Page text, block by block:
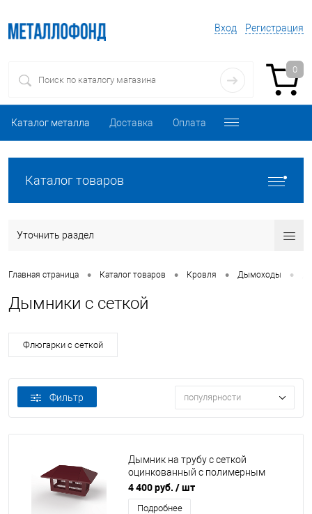
Вход Регистрация
0
Каталог металла Доставка Оплата
Каталог товаров
Уточнить раздел
Главная страница • Каталог товаров • Кровля • Дымоходы •
Дымники с сеткой
Флюгарки с сеткой
Фильтр популярности
Дымник на трубу с сеткой
оцинкованный с полимерным
покрытием до 2000мм RAL 3005
4 400 руб. / шт
Подробнее